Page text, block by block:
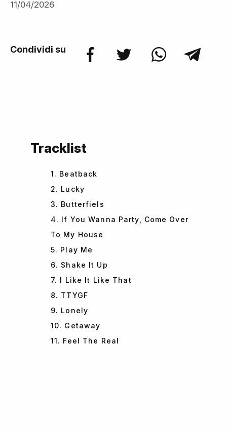
11/04/2026
Condividi su
Tracklist
1. Beatback
2. Lucky
3. Butterfiels
4. If You Wanna Party, Come Over
To My House
5. Play Me
6. Shake It Up
7. I Like It Like That
8. TTYGF
9. Lonely
10. Getaway
11. Feel The Real